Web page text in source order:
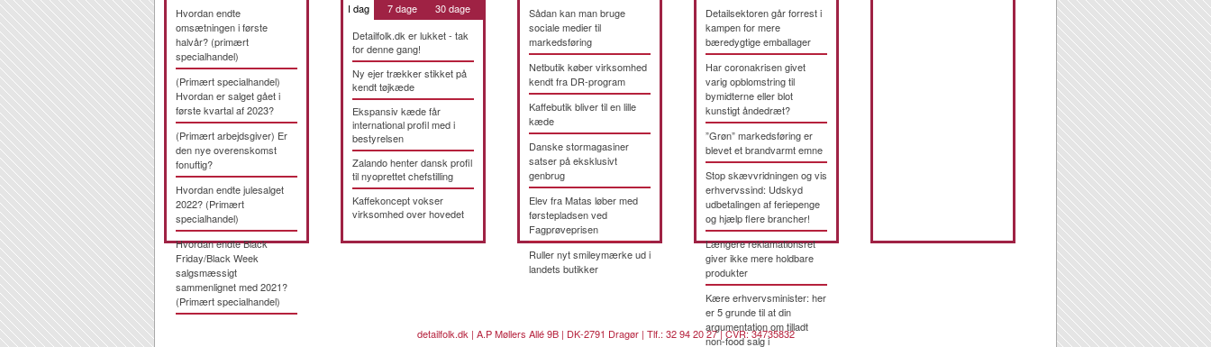
Hvordan endte
omsætningen i første
halvår? (primært
specialhandel)
(Primært specialhandel)
Hvordan er salget gået i
første kvartal af 2023?
(Primært arbejdsgiver) Er
den nye overenskomst
fonuftig?
Hvordan endte julesalget
2022? (Primært
specialhandel)
Hvordan endte Black
Friday/Black Week
salgsmæssigt
sammenlignet med 2021?
(Primært specialhandel)
I dag 7 dage
30 dage
Detailfolk.dk er lukket - tak
for denne gang!
Ny ejer trækker stikket på
kendt tøjkæde
Ekspansiv kæde får
international profil med i
bestyrelsen
Zalando henter dansk profil
til nyoprettet chefstilling
Kaffekoncept vokser
virksomhed over hovedet
Sådan kan man bruge
sociale medier til
markedsføring
Netbutik køber virksomhed
kendt fra DR-program
Kaffebutik bliver til en lille
kæde
Danske stormagasiner
satser på eksklusivt
genbrug
Elev fra Matas løber med
førstepladsen ved
Fagprøveprisen
Ruller nyt smileymærke ud i
landets butikker
Detailsektoren går forrest i
kampen for mere
bæredygtige emballager
Har coronakrisen givet
varig opblomstring til
bymidterne eller blot
kunstigt åndedræt?
”Grøn” markedsføring er
blevet et brandvarmt emne
Stop skævvridningen og vis
erhvervssind: Udskyd
udbetalingen af feriepenge
og hjælp flere brancher!
Længere reklamationsret
giver ikke mere holdbare
produkter
Kære erhvervsminister: her
er 5 grunde til at din
argumentation om tilladt
non-food salg i
detailfolk.dk | A.P Møllers Allé 9B | DK-2791 Dragør | Tlf.: 32 94 20 27 | CVR: 34735832